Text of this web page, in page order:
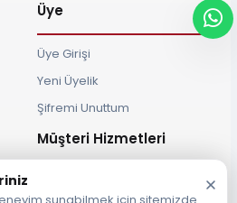
Üye
Üye Girişi
Yeni Üyelik
Şifremi Unuttum
Müşteri Hizmetleri